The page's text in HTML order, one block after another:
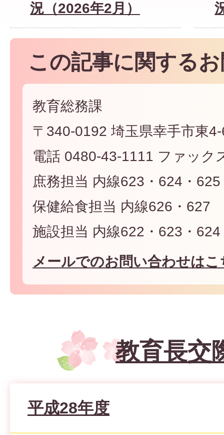
況（2026年2月）
この記事に関する
教育総務課
〒340-0192 埼玉県幸手市東
電話 0480-43-1111 ファック
庶務担当 内線623・624・625
保健給食担当 内線626・627
施設担当 内線622・623・624
メールでのお問い合わせは
教育長交
平成28年度